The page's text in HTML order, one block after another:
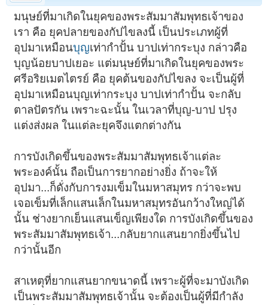
มนุษย์ที่มาเกิดในยุคของพระสัมมาสัมพุทธเจ้าของ
เรา คือ ยุคปลายของกัปไขลงนี้ เป็นประเภทผู้ที่
อุปมาเหมือนบุญเท่ากำปั้น บาปเท่ากระบุง กล่าวคือ
บุญน้อยบาปเยอะ แต่มนุษย์ที่มาเกิดในยุคของพระ
ศรีอริยเมตไตรย์ คือ ยุคต้นของกัปไขลง จะเป็นผู้ที่
อุปมาเหมือนบุญเท่ากระบุง บาปเท่ากำปั้น จะกลับ
ตาลปัตรกัน เพราะฉะนั้น ในเวลาที่บุญ-บาป ปรุง
แต่งส่งผล ในแต่ละยุคจึงแตกต่างกัน
การบังเกิดขึ้นของพระสัมมาสัมพุทธเจ้าแต่ละ
พระองค์นั้น ถือเป็นการยากอย่างยิ่ง ถ้าจะให้
อุปมา...ก็ดั่งกับการงมเข็มในมหาสมุทร กว่าจะพบ
เจอเข็มที่เล็กแสนเล็กในมหาสมุทรอันกว้างใหญ่ได้
นั้น ช่างยากเย็นแสนเข็ญเพียงใด การบังเกิดขึ้นของ
พระสัมมาสัมพุทธเจ้า...กลับยากแสนยากยิ่งขึ้นไป
กว่านั้นอีก
สาเหตุที่ยากแสนยากขนาดนี้ เพราะผู้ที่จะมาบังเกิด
เป็นพระสัมมาสัมพุทธเจ้านั้น จะต้องเป็นผู้ที่มีกำลัง